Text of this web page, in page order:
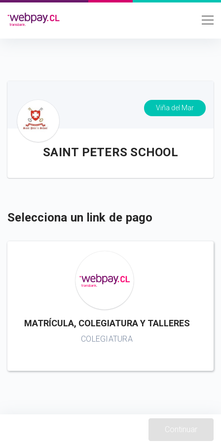
Viña del Mar
SAINT PETERS SCHOOL
Selecciona un link de pago
MATRÍCULA, COLEGIATURA Y TALLERES
COLEGIATURA
Continuar